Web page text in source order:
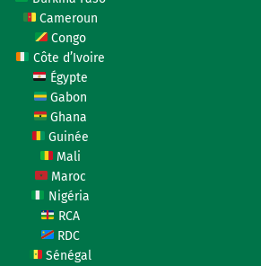
Cameroun
Congo
Côte d’Ivoire
Égypte
Gabon
Ghana
Guinée
Mali
Maroc
Nigéria
RCA
RDC
Sénégal